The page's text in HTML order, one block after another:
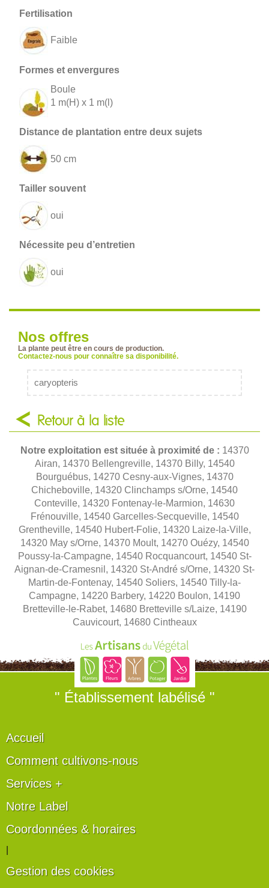
Faible
Boule
1 m(H) x 1 m(l)
50 cm
oui
oui
Nos offres
La plante peut être en cours de production.
Contactez-nous pour connaître sa disponibilité.
caryopteris
Retour à la liste
Notre exploitation est située à proximité de : 14370
Airan, 14370 Bellengreville, 14370 Billy, 14540
Bourguébus, 14270 Cesny-aux-Vignes, 14370
Chicheboville, 14320 Clinchamps s/Orne, 14540
Conteville, 14320 Fontenay-le-Marmion, 14630
Frénouville, 14540 Garcelles-Secqueville, 14540
Grentheville, 14540 Hubert-Folie, 14320 Laize-la-Ville,
14320 May s/Orne, 14370 Moult, 14270 Ouézy, 14540
Poussy-la-Campagne, 14540 Rocquancourt, 14540 St-
Aignan-de-Cramesnil, 14320 St-André s/Orne, 14320 St-
Martin-de-Fontenay, 14540 Soliers, 14540 Tilly-la-
Campagne, 14220 Barbery, 14220 Boulon, 14190
Bretteville-le-Rabet, 14680 Bretteville s/Laize, 14190
Cauvicourt, 14680 Cintheaux
" Établissement labélisé "
Accueil
Comment cultivons-nous
Services +
Notre Label
Coordonnées & horaires
Gestion des cookies